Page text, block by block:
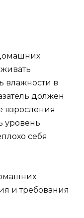
влажности в
должен
взросления
уровень
себя